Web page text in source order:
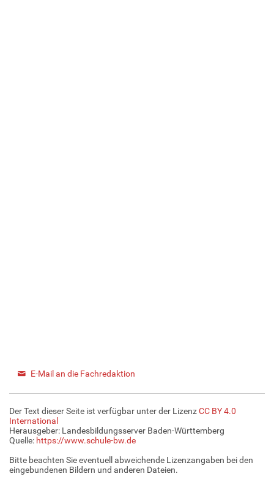
E-Mail an die Fachredaktion
Der Text dieser Seite ist verfügbar unter der LizenzCC BY 4.0
International
Herausgeber: Landesbildungsserver Baden-Württemberg
Quelle: https://www.schule-bw.de
Bitte beachten Sie eventuell abweichende Lizenzangaben bei den
eingebundenen Bildern und anderen Dateien.